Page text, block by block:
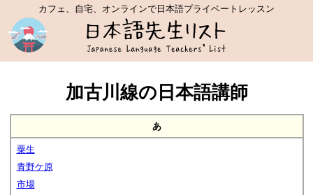
カフェ、自宅、オンラインで日本語プライベートレッスン
加古川線の日本語講師
あ
粟生
青野ケ原
市場